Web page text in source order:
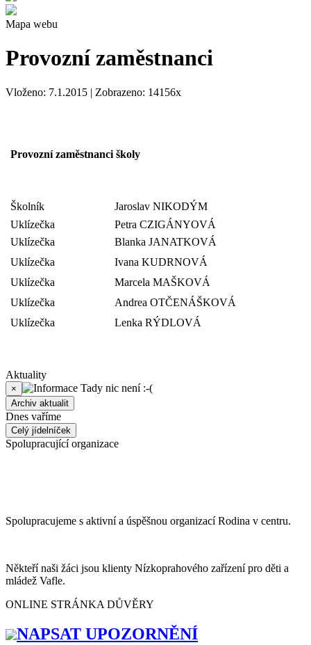
Mapa webu
Provozní zaměstnanci
Vloženo: 7.1.2015 | Zobrazeno: 14156x
Provozní zaměstnanci školy
Školník
Jaroslav NIKODÝM
Uklízečka
Petra CZIGÁNYOVÁ
Uklízečka
Blanka JANATKOVÁ
Uklízečka
Ivana KUDRNOVÁ
Uklízečka
Marcela MAŠKOVÁ
Uklízečka
Andrea OTČENÁŠKOVÁ
Uklízečka
Lenka RÝDLOVÁ
Aktuality
× Tady nic není :-(
Archiv aktualit
Dnes vaříme
Celý jídelníček
Spolupracující organizace
Spolupracujeme s aktivní a úspěšnou organizací Rodina v centru.
Někteří naši žáci jsou klienty Nízkoprahového zařízení pro děti a
mládež Vafle.
ONLINE STRÁNKA DŮVĚRY
NAPSAT UPOZORNĚNÍ